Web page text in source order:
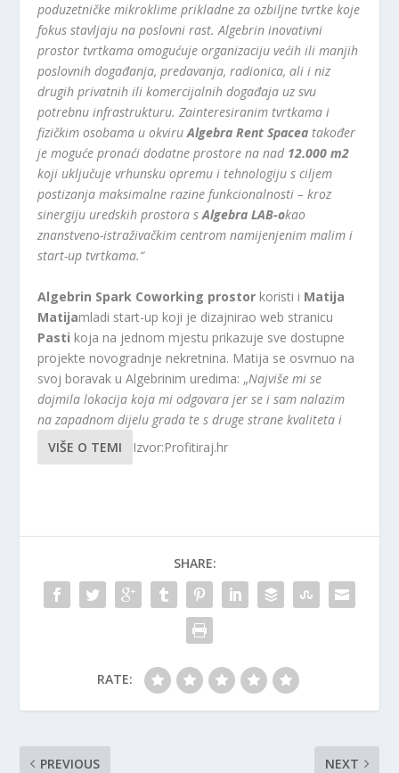
poduzetničke mikroklime prikladne za ozbiljne tvrtke koje
fokus stavljaju na poslovni rast. Algebrin inovativni
prostor tvrtkama omogućuje organizaciju većih ili manjih
poslovnih događanja, predavanja, radionica, ali i niz
drugih privatnih ili komercijalnih događaja uz svu
potrebnu infrastrukturu. Zainteresiranim tvrtkama i
fizičkim osobama u okviruAlgebra Rent Spacea također
je moguće pronaći dodatne prostore na nad 12.000 m2
koji uključuje vrhunsku opremu i tehnologiju s ciljem
postizanja maksimalne razine funkcionalnosti – kroz
sinergiju uredskih prostora sAlgebra LAB-okao
znanstveno-istraživačkim centrom namijenjenim malim i
start-up tvrtkama.“
Algebrin Spark Coworking prostor koristi i Matija
Matijamladi start-up koji je dizajnirao web stranicu
Pasti koja na jednom mjestu prikazuje sve dostupne
projekte novogradnje nekretnina. Matija se osvrnuo na
svoj boravak u Algebrinim uredima: „Najviše mi se
dojmila lokacija koja mi odgovara jer se i sam nalazim
na zapadnom dijelu grada te s druge strane kvaliteta i
VIŠE O TEMI
Izvor:Profitiraj.hr
SHARE:
RATE:
PREVIOUS NEXT